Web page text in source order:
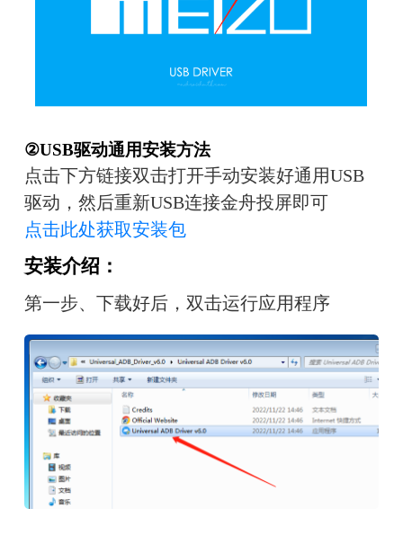
②USB驱动通用安装方法
点击下方链接双击打开手动安装好通用USB
驱动，然后重新USB连接金舟投屏即可
点击此处获取安装包
安装介绍：
第一步、 下载好后，双击运行应用程序